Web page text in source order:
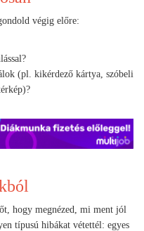
végig előre:
(pl. kikérdező kártya, szóbeli
hogy megnézed, mi ment jól
típusú hibákat vétettél: egyes